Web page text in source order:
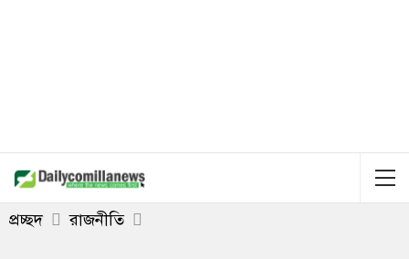
প্রচ্ছদ রাজনীতি